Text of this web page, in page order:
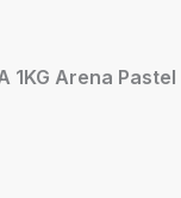
1KG Arena Pastel